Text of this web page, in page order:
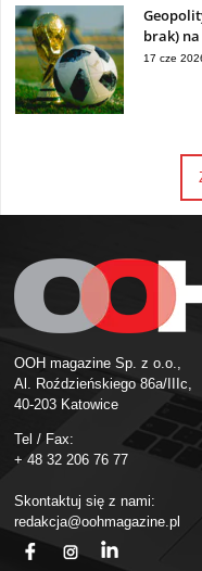
brak)
17 cze
OOH magazine Sp. z o.o.,
Al. Roździeńskiego 86a/IIIc,
40-203 Katowice
Tel / Fax:
+ 48 32 206 76 77
Skontaktuj się z nami:
redakcja@oohmagazine.pl